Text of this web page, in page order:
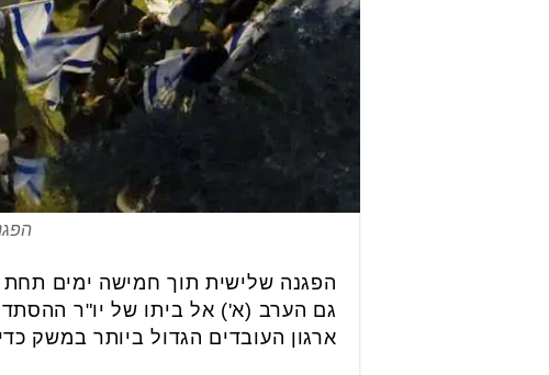
הפגנה שלישית תוך חמישה ימים תחת
גם הערב (א') אל ביתו של יו"ר
ארגון העובדים הגדול ביותר במשק